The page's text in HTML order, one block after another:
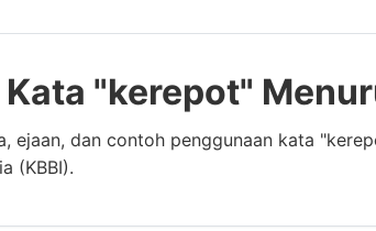
"kerepot"
ejaan, dan contoh penggunaan kata
(KBBI).